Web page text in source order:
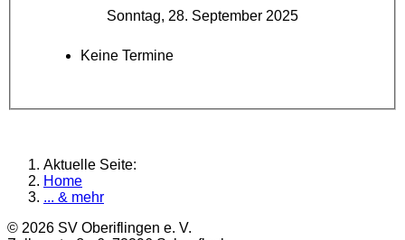
Sonntag, 28. September 2025
Keine Termine
Aktuelle Seite:
Home
... & mehr
© 2026 SV Oberiflingen e. V.